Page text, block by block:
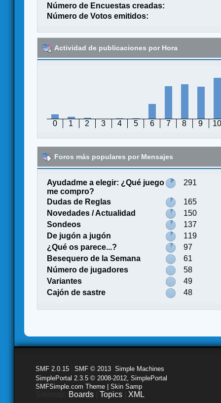
Número de Encuestas creadas:
Número de Votos emitidos:
Actividad de publicaciones por Hora
0 1 2 3 4 5 6 7 8 9 10
Foros más populares por Mensajes
Ayudadme a elegir: ¿Qué juego
me compro?
291
Dudas de Reglas
165
Novedades / Actualidad
150
Sondeos
137
De jugón a jugón
119
¿Qué os parece...?
97
Besequero de la Semana
61
Número de jugadores
58
Variantes
49
Cajón de sastre
48
SMF 2.0.15 SMF © 2013 Simple Machines
SimplePortal 2.3.5 © 2008-2012, SimplePortal
SMFSimple.com Theme | Skin Samp
Boards Topics XML